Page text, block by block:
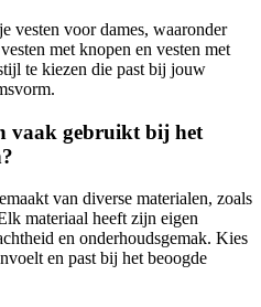
vesten voor dames, waaronder
met knopen en vesten met
te kiezen die past bij jouw
vaak gebruikt bij het
van diverse materialen, zoals
materiaal heeft zijn eigen
en onderhoudsgemak. Kies
en past bij het beoogde